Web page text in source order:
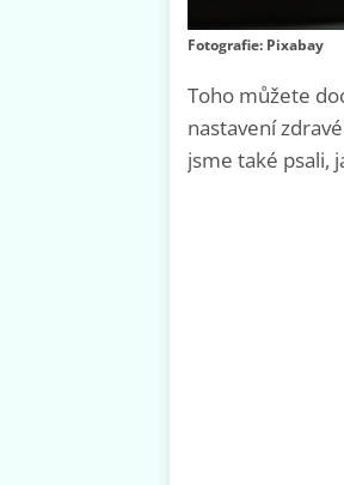
Fotografie: Pixabay
Toho můžete
nastavení
jsme také psali,